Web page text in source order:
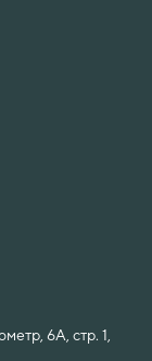
6А, стр. 1,